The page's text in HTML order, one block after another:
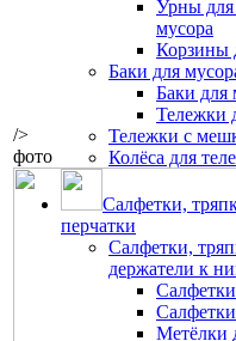
Урны для
мусора
Корзины
Баки для
Баки для
Тележки
Тележки с
Колёса для
Салфетки,
перчатки
Салфетки,
держатели к
Метёлки
/>
фото